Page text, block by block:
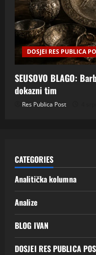
DOSJEI RES PUBLICA
SEUSOVO BLAGO:
dokazni tim
Res Publica Post
CATEGORIES
Analitička kolumna
Analize
BLOG IVAN
DOSJEI RES PUBLICA